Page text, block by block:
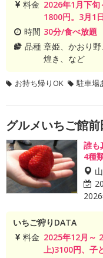
料金 2026年1月下
1800円。3月1
時間 30分/食べ放題
品種 章姫、かおり
煌き、など
お持ち帰りOK 駐車場
グルメいちご館
誰も
4種
いちご狩りDATA
料金 2025年12月～
上)3100円、子